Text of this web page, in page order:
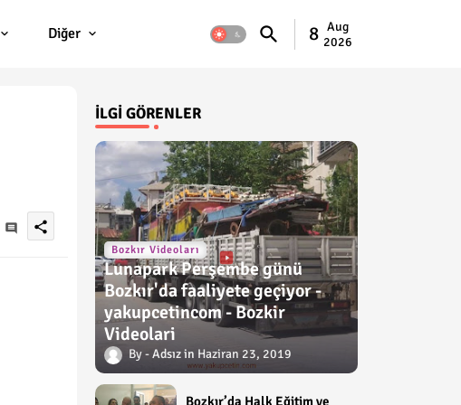
Diğer 8 Aug
2026
share
İLGI GÖRENLER
Bozkır Videoları
Lunapark Perşembe günü
Bozkır'da faaliyete geçiyor -
yakupcetincom - Bozkir
Videolari
Adsız Haziran 23, 2019
Bozkır’da Halk Eğitim ve